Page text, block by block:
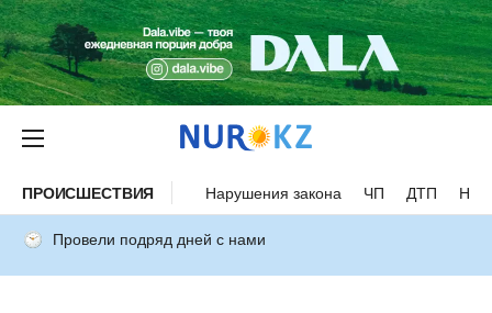
ПРОИСШЕСТВИЯ Нарушения закона ЧП ДТП
Провели подряд дней с нами